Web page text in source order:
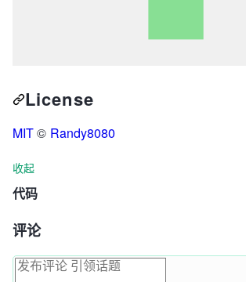
License
MIT© Randy8080
收起
代码
评论